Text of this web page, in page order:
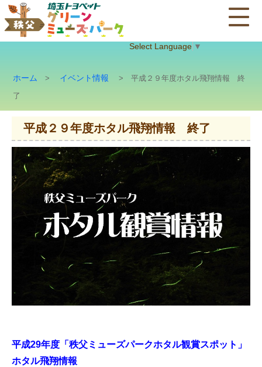
Select Language ▼
ホーム > イベント情報 > 平成２９年度ホタル飛翔情報 終
了
平成２９年度ホタル飛翔情報 終了
平成29年度「秩父ミューズパークホタル観賞スポット」
ホタル飛翔情報